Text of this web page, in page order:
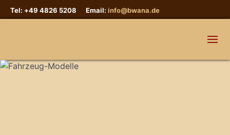
Tel: +49 4826 5208 Email: info@bwana.de